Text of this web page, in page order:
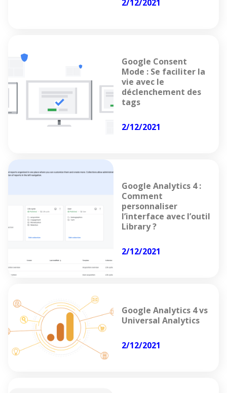
2/12/2021
Google Consent
Mode : Se faciliter la
vie avec le
déclenchement des
tags
2/12/2021
Google Analytics 4 :
Comment
personnaliser
l’interface avec l’outil
Library ?
2/12/2021
Google Analytics 4 vs
Universal Analytics
2/12/2021